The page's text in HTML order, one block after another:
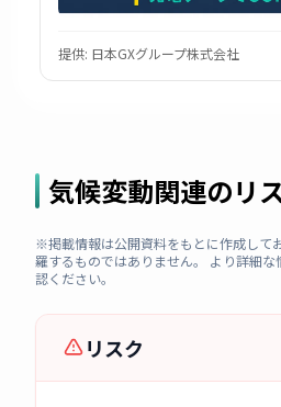
提供: 日本GXグループ株式会社
気候変動関連のリ
※掲載情報は公開資料をもとに作成して
羅するものではありません。 より詳細
認ください。
リスク